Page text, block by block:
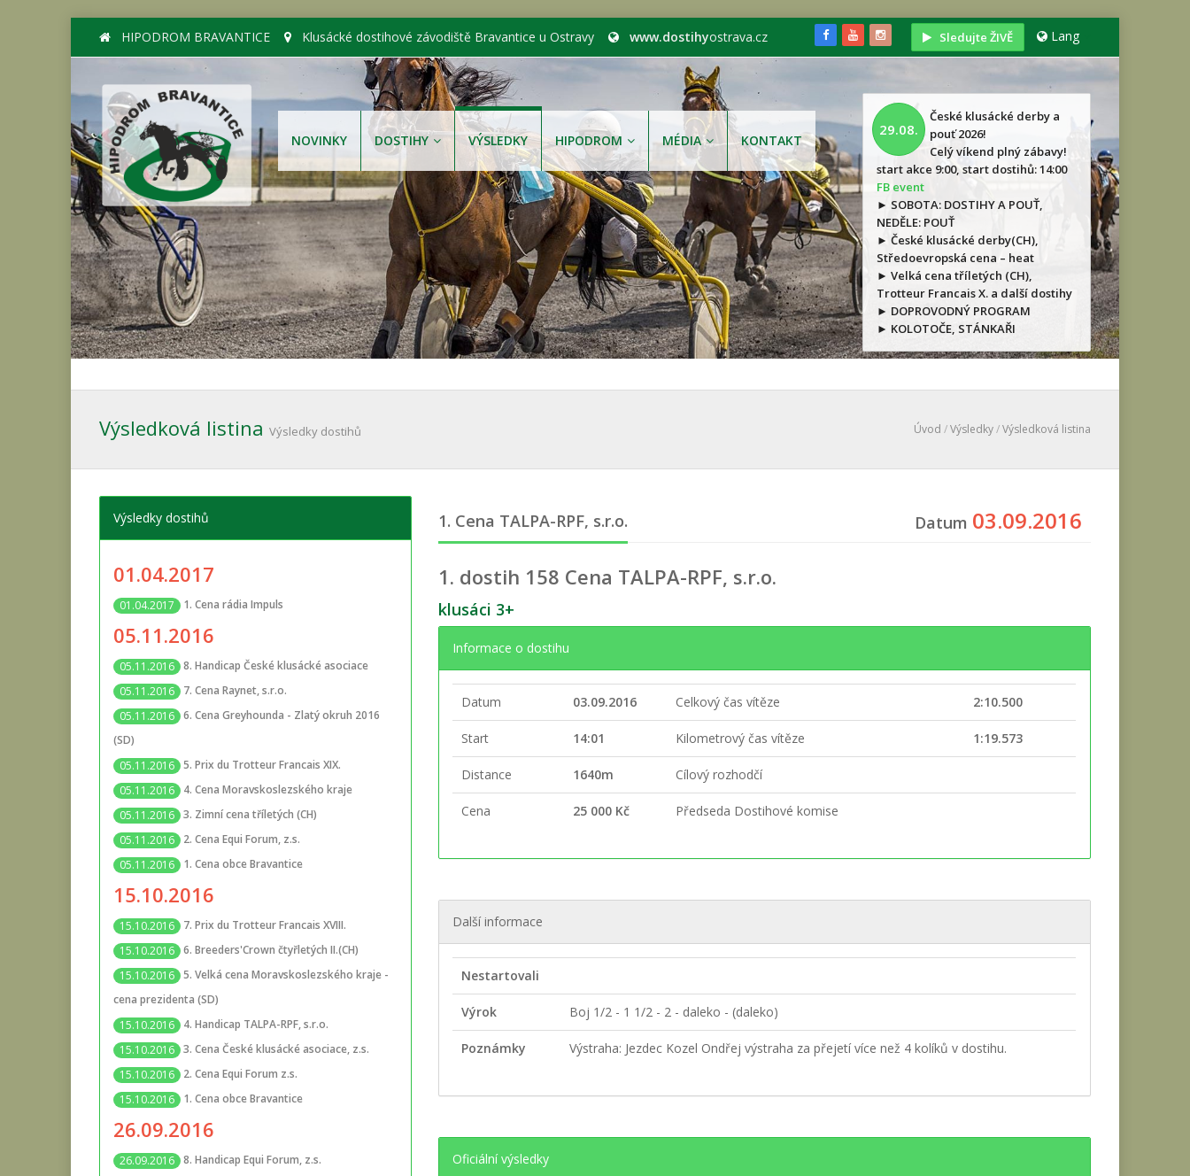
HIPODROM BRAVANTICE Klusácké dostihové závodiště Bravantice u Ostravy www.dostihyostrava.cz Sledujte ŽIVĚ Lang
NOVINKY DOSTIHY VÝSLEDKY HIPODROM MÉDIA KONTAKT
29.08.
České klusácké derby a
pouť 2026!
Celý víkend plný zábavy!
start akce 9:00, start dostihů: 14:00
FB event
► SOBOTA: DOSTIHY A POUŤ,
NEDĚLE: POUŤ
► České klusácké derby(CH),
Středoevropská cena – heat
► Velká cena tříletých (CH),
Trotteur Francais X. a další dostihy
► DOPROVODNÝ PROGRAM
► KOLOTOČE, STÁNKAŘI
Výsledková listina Výsledky dostihů Úvod /Výsledky/Výsledková listina
1. Cena TALPA-RPF, s.r.o. Datum 03.09.2016
1. dostih 158 Cena TALPA-RPF, s.r.o.
klusáci 3+
Informace o dostihu
Datum 03.09.2016 Celkový čas vítěze 2:10.500
Start 14:01 Kilometrový čas vítěze 1:19.573
Distance 1640m Cílový rozhodčí
Cena 25 000 Kč Předseda Dostihové komise
Další informace
Nestartovali
Výrok Boj 1/2 - 1 1/2 - 2 - daleko - (daleko)
Poznámky Výstraha: Jezdec Kozel Ondřej výstraha za přejetí více než 4 kolíků v dostihu.
Oficiální výsledky
Výsledky dostihů
01.04.2017
01.04.2017 1. Cena rádia Impuls
05.11.2016
05.11.2016 8. Handicap České klusácké asociace
05.11.2016
7. Cena Raynet, s.r.o.
05.11.2016 6. Cena Greyhounda - Zlatý okruh 2016
(SD)
05.11.2016 5. Prix du Trotteur Francais XIX.
05.11.2016
4. Cena Moravskoslezského kraje
05.11.2016 3. Zimní cena tříletých (CH)
05.11.2016
2. Cena Equi Forum, z.s.
05.11.2016
1. Cena obce Bravantice
15.10.2016
15.10.2016
7. Prix du Trotteur Francais XVIII.
15.10.2016 6. Breeders'Crown čtyřletých II.(CH)
15.10.2016 5. Velká cena Moravskoslezského kraje -
cena prezidenta (SD)
15.10.2016
4. Handicap TALPA-RPF, s.r.o.
15.10.2016 3. Cena České klusácké asociace, z.s.
15.10.2016
2. Cena Equi Forum z.s.
15.10.2016
1. Cena obce Bravantice
26.09.2016
26.09.2016 8. Handicap Equi Forum, z.s.